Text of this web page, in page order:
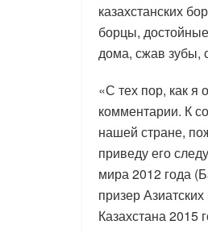
казахстанских
борцы,
дома, сжав зубы,
«С тех пор, как я
комментарии. К
нашей стране,
приведу его
мира 2012 года
призер
Казахстана 2015